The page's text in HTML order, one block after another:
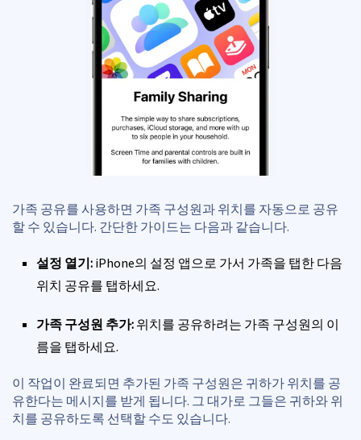
가족 공유를 사용하면 가족 구성원과 위치를 자동으로 공유
할 수 있습니다. 간단한 가이드는 다음과 같습니다.
설정 열기: iPhone의 설정 앱으로 가서 가족을 탭한 다음
위치 공유를 탭하세요.
가족 구성원 추가: 위치를 공유하려는 가족 구성원의 이
름을 탭하세요.
이 작업이 완료되면 추가된 가족 구성원은 귀하가 위치를 공
유한다는 메시지를 받게 됩니다. 그 대가로 그들은 귀하와 위
치를 공유하도록 선택할 수도 있습니다.